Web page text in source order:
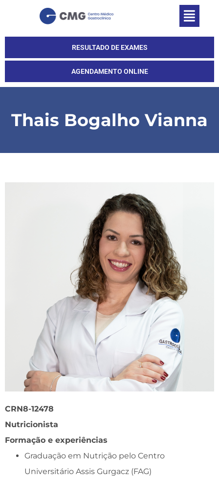
RESULTADO DE EXAMES
AGENDAMENTO ONLINE
Thais Bogalho Vianna
CRN8-12478
Nutricionista
Formação e experiências
Graduação em Nutrição pelo Centro
Universitário Assis Gurgacz (FAG)